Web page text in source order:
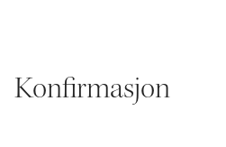
Konfirmasjon